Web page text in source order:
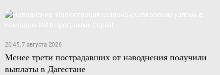
20:45, 7 августа 2026
Менее трети пострадавших от наводнения получили
выплаты в Дагестане